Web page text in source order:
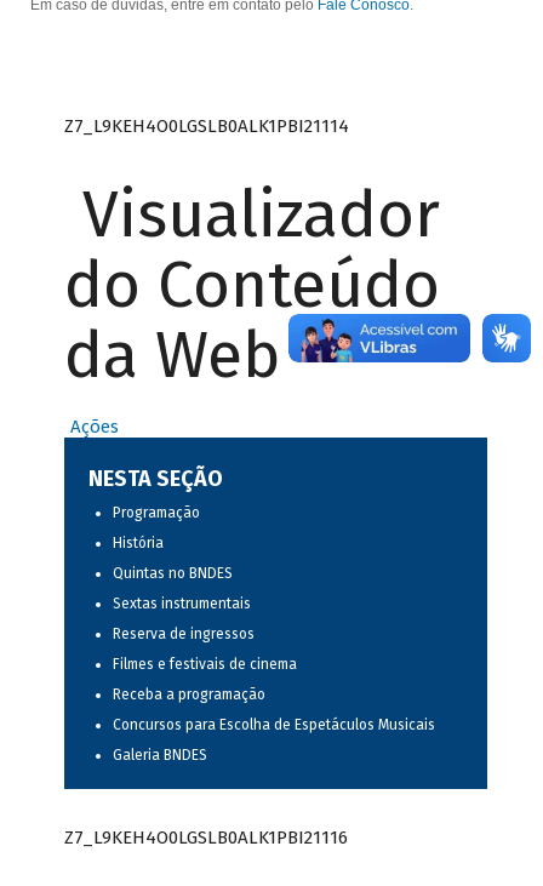
Em caso de dúvidas, entre em contato pelo Fale Conosco.
Z7_L9KEH4O0LGSLB0ALK1PBI21114
Visualizador
do Conteúdo
da Web
Ações
NESTA SEÇÃO
Programação
História
Quintas no BNDES
Sextas instrumentais
Reserva de ingressos
Filmes e festivais de cinema
Receba a programação
Concursos para Escolha de Espetáculos Musicais
Galeria BNDES
Z7_L9KEH4O0LGSLB0ALK1PBI21116